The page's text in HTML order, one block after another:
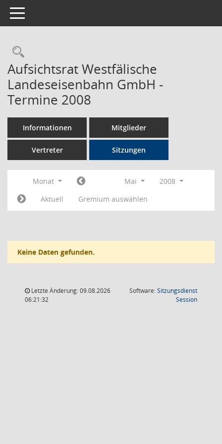
Toggle navigation
Rechercheauswahl
Aufsichtsrat Westfälische
Landeseisenbahn GmbH -
Termine 2008
Informationen Mitglieder
Vertreter Sitzungen
Monat Mai
2008
Aktuell
Gremium auswählen
Keine Daten gefunden.
Letzte Änderung: 09.08.2026
06:21:32
Software:Sitzungsdienst
Session(Wird in